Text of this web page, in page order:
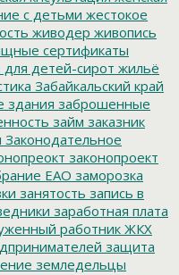
с детьми жестокое
живодер живопись
сертификаты
детей-сирот жильё
Забайкальский край
здания заброшенные
займ заказник
Законодательное
законопроект
ЕАО заморозка
занятость запись в
заработная плата
работник ЖКХ
защита
земледельцы